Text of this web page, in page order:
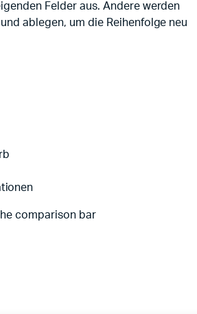
Felder aus. Andere werden
ablegen, um die Reihenfolge neu
comparison bar